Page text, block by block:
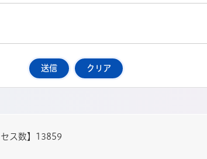
ス数】 13859